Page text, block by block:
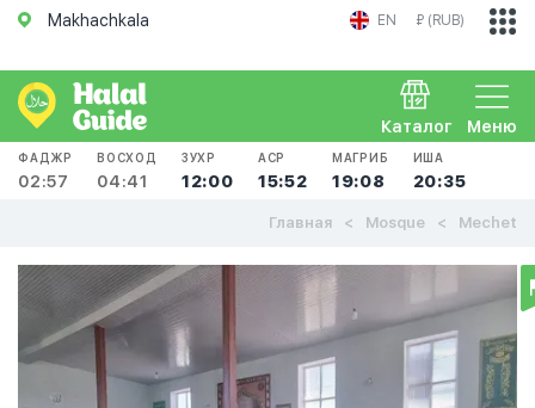
Makhachkala EN ₽ (RUB)
Меню
Каталог
ФАДЖР
02:57
ВОСХОД
04:41
ЗУХР
12:00
АСР
15:52
МАГРИБ
19:08
ИША
20:35
Главная Mosque Mechet